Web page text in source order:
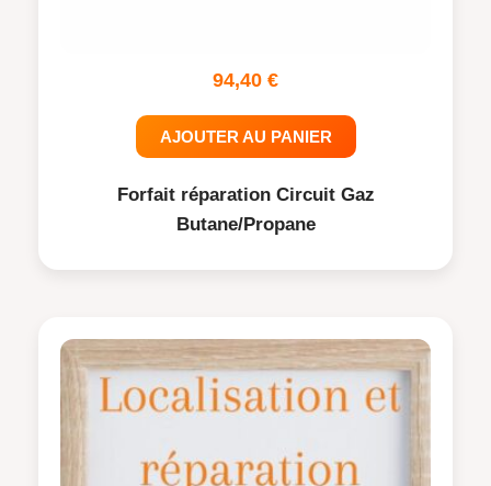
94,40 €
AJOUTER AU PANIER
Forfait réparation Circuit Gaz
Butane/Propane